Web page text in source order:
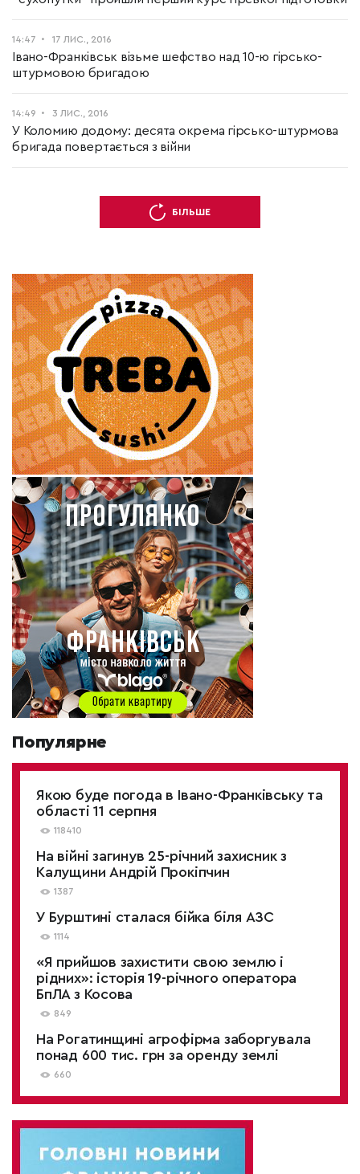
14:47 17 ЛИС., 2016
Івано-Франківськ візьме шефство над 10-ю гірсько-
штурмовою бригадою
14:49 3 ЛИС., 2016
У Коломию додому: десята окрема гірсько-штурмова
бригада повертається з війни
БІЛЬШЕ
Популярне
Якою буде погода в Івано-Франківську та
області 11 серпня
118410
На війні загинув 25-річний захисник з
Калущини Андрій Прокіпчин
1387
У Бурштині сталася бійка біля АЗС
1114
«Я прийшов захистити свою землю і
рідних»: історія 19-річного оператора
БпЛА з Косова
849
На Рогатинщині агрофірма заборгувала
понад 600 тис. грн за оренду землі
660